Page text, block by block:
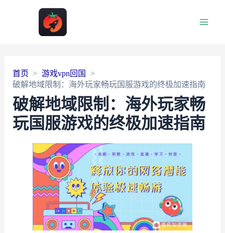
首页
游戏vpn回国
破解地域限制：海外玩家畅玩国服游戏的终极加速指南
破解地域限制：海外玩家畅
玩国服游戏的终极加速指南